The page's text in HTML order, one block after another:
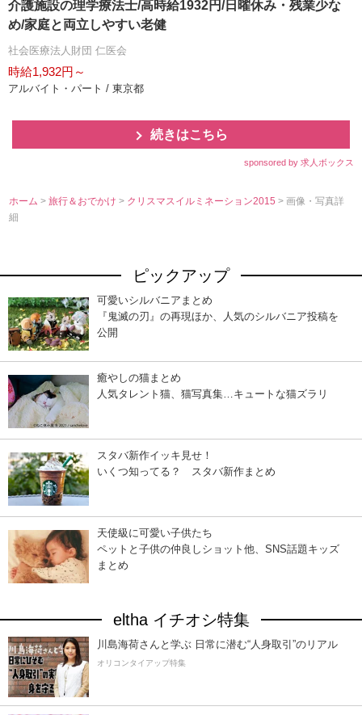
介護施設の理学療法士/高時給1932円/日曜休み・残業少な
め/家庭と両立しやすい老健
社会医療法人財団 仁医会
時給1,932円～
アルバイト・パート / 東京都
続きはこちら
sponsored by 求人ボックス
ホーム >旅行＆おでかけ> クリスマスイルミネーション2015> 画像・写真詳
細
ピックアップ
可愛いシルバニアまとめ
『鬼滅の刃』の再現ほか、人気のシルバニア投稿を
公開
癒やしの猫まとめ
人気タレント猫、猫写真集…キュートな猫ズラリ
スタバ新作イッキ見せ！
いくつ知ってる？ スタバ新作まとめ
天使級に可愛い子供たち
ペットと子供の仲良しショット他、SNS話題キッズ
まとめ
eltha イチオシ特集
川島海荷さんと学ぶ 日常に潜む“人身取引”のリアル
オリコンタイアップ特集